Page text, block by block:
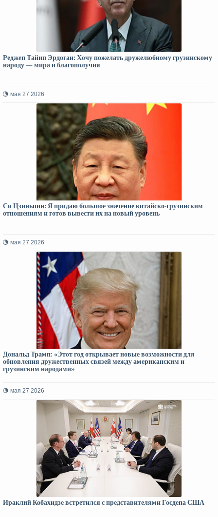
Реджеп Тайип Эрдоган: Хочу пожелать дружелюбному грузинскому
народу — мира и благополучия
мая 27 2026
Си Цзиньпин: Я придаю большое значение китайско-грузинским
отношениям и готов вывести их на новый уровень
мая 27 2026
Дональд Трамп: «Этот год открывает новые возможности для
обновления дружественных связей между американским и
грузинским народами»
мая 27 2026
Ираклий Кобахидзе встретился с представителями Госдепа США